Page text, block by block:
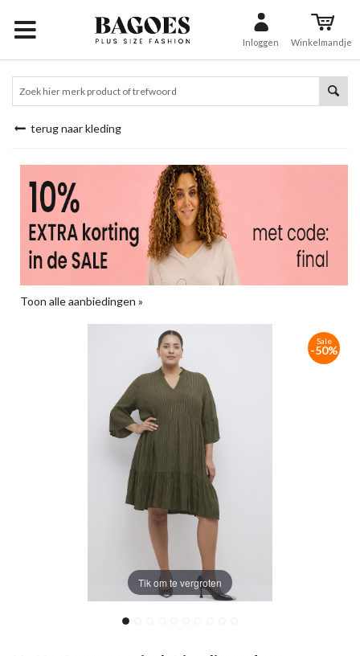
Inloggen Winkelmandje
terug naar kleding
Toon alle aanbiedingen »
Tik om te vergroten
Sale
-50%